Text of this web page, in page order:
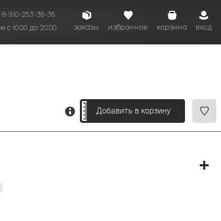
8-910-253-36-36
с 10.00 до 20.00
вход
корзина
избранное
заказы
Добавить в корзину